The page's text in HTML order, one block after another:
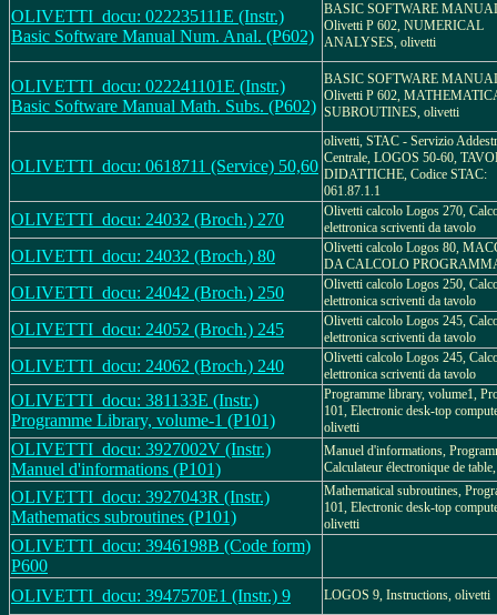
OLIVETTI_docu: 022235111E (Instr.)
Basic Software Manual Num. Anal. (P602)
BASIC SOFTWARE
Olivetti P 602, NUMERICAL
ANALYSES, olivetti
OLIVETTI_docu: 022241101E (Instr.)
Basic Software Manual Math. Subs. (P602)
BASIC SOFTWARE
Olivetti P 602,
SUBROUTINES, olivetti
OLIVETTI_docu: 0618711 (Service) 50,60
olivetti, STAC - Servizio
Centrale, LOGOS 50-60,
DIDATTICHE, Codice STAC:
061.87.1.1
OLIVETTI_docu: 24032 (Broch.) 270
Olivetti calcolo Logos 270,
elettronica scriventi da tavolo
OLIVETTI_docu: 24032 (Broch.) 80
Olivetti calcolo Logos 80,
DA CALCOLO
OLIVETTI_docu: 24042 (Broch.) 250
Olivetti calcolo Logos 250,
elettronica scriventi da tavolo
OLIVETTI_docu: 24052 (Broch.) 245
Olivetti calcolo Logos 245,
elettronica scriventi da tavolo
OLIVETTI_docu: 24062 (Broch.) 240
Olivetti calcolo Logos 245,
elettronica scriventi da tavolo
OLIVETTI_docu: 381133E (Instr.)
Programme Library, volume-1 (P101)
Programme library, volume1,
101, Electronic desk-top
olivetti
OLIVETTI_docu: 3927002V (Instr.)
Manuel d'informations (P101)
Manuel d'informations,
Calculateur électronique de
OLIVETTI_docu: 3927043R (Instr.)
Mathematics subroutines (P101)
Mathematical subroutines,
101, Electronic desk-top
olivetti
OLIVETTI_docu: 3946198B (Code form)
P600
OLIVETTI_docu: 3947570E1 (Instr.) 9
LOGOS 9, Instructions, olivetti